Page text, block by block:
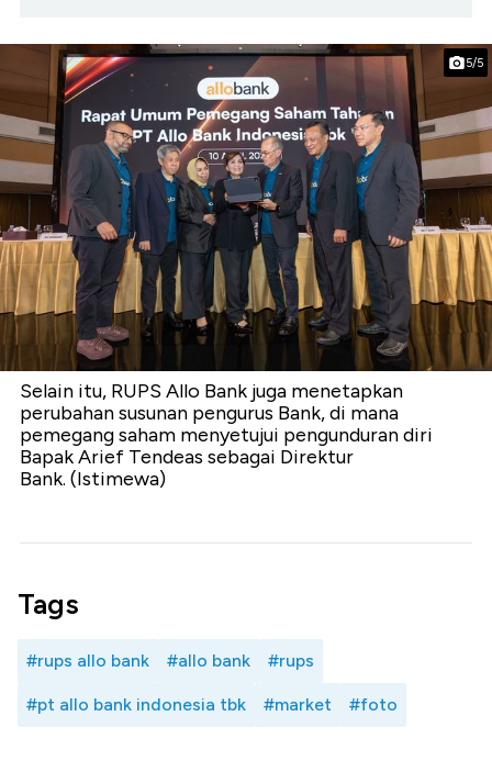
5/5
Selain itu, RUPS Allo Bank juga menetapkan
perubahan susunan pengurus Bank, di mana
pemegang saham menyetujui pengunduran diri
Bapak Arief Tendeas sebagai Direktur
Bank. (Istimewa)
Tags
#rups allo bank #allo bank #rups
#pt allo bank indonesia tbk #market #foto